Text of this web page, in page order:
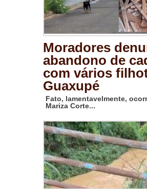
Moradores
abandono de
com vários
Guaxupé
Fato, lamentavelmente,
Mariza Corte...